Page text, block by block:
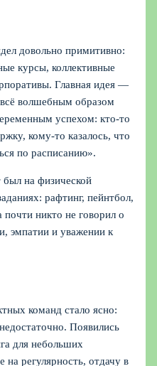
довольно примитивно:
курсы, коллективные
Главная идея —
волшебным образом
успехом: кто-то
кому-то казалось, что
по расписанию».
был на физической
рафтинг, пейнтбол,
почти никто не говорил о
эмпатии и уважении к
команд стало ясно:
Появились
для небольших
на регулярность, отдачу в